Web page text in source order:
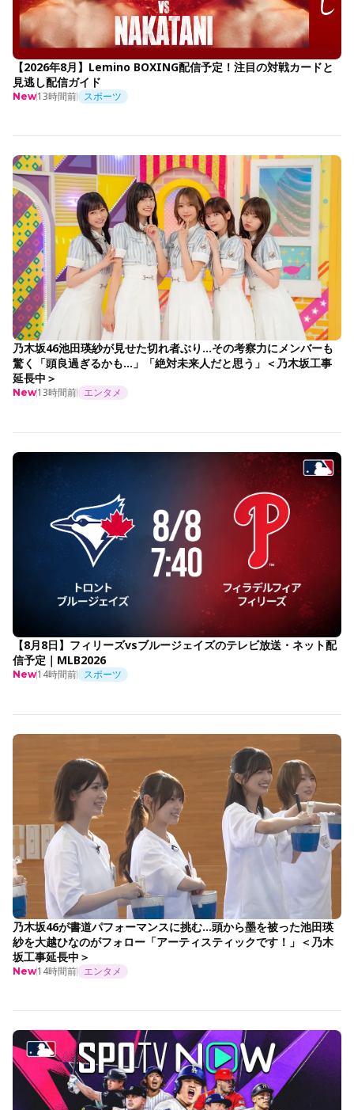
【2026年8月】Lemino BOXING配信予定！注目の対戦カードと
見逃し配信ガイド
New13時間前 スポーツ
乃木坂46池田瑛紗が見せた切れ者ぶり…その考察力にメンバーも
驚く「頭良過ぎるかも…」「絶対未来人だと思う」＜乃木坂工事
延長中＞
New13時間前 エンタメ
【8月8日】フィリーズvsブルージェイズのテレビ放送・ネット配
信予定｜MLB2026
New14時間前 スポーツ
乃木坂46が書道パフォーマンスに挑む…頭から墨を被った池田瑛
紗を大越ひなのがフォロー「アーティスティックです！」＜乃木
坂工事延長中＞
New14時間前 エンタメ